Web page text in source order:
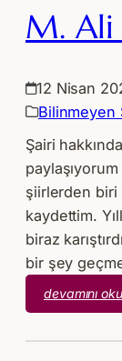
M. Ali
12 Nisan
Bilinmeyen
Şairi
şiirlerden
kaydettim.
biraz
bir şey
devamını